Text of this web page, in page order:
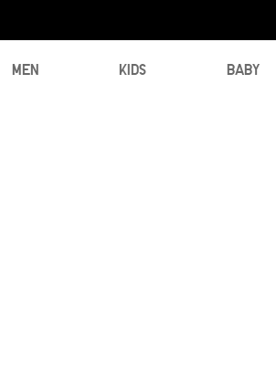
MEN KIDS BABY